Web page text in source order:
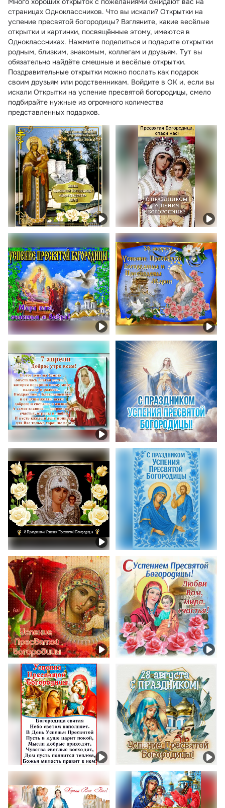
страницах Одноклассников. Что вы искали? Открытки на
успение пресвятой богородицы? Взгляните, какие весёлые
открытки и картинки, посвящённые этому, имеются в
Одноклассниках. Нажмите поделиться и подарите открытки
родным, близким, знакомым, коллегам и друзьям. Тут вы
обязательно найдёте смешные и весёлые открытки.
Поздравительные открытки можно послать как подарок
своим друзьям или родственникам. Войдите в ОК и, если вы
искали Открытки на успение пресвятой богородицы, смело
подбирайте нужные из огромного количества
представленных подарков.